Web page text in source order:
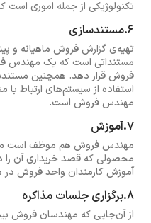
تکنولوژیکی از جمله اموری
6.مستندسازی
تهیه‌ی گزارش فروش ماهیانه و
مستنداتی است که یک مهندس
فروش قرار دهد. همچنین
مهندس فروش است.
7.آموزش
مهندس فروش هم موظف است
محصولی که قصد خریداری آن
آموزش کارمندان واحد فروش
8.برگزاری جلسات مذاکره